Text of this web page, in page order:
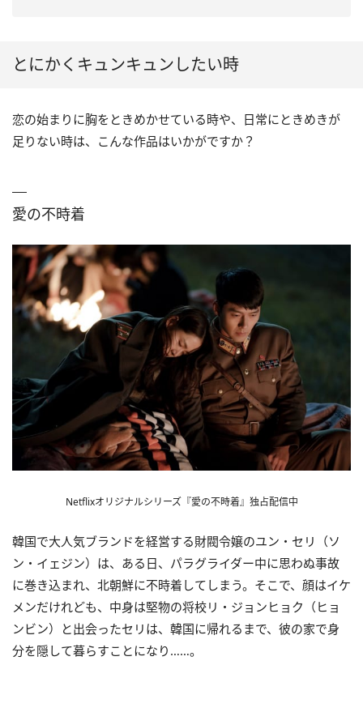
とにかくキュンキュンしたい時
恋の始まりに胸をときめかせている時や、日常にときめきが
足りない時は、こんな作品はいかがですか？
愛の不時着
Netflixオリジナルシリーズ『愛の不時着』独占配信中
韓国で大人気ブランドを経営する財閥令嬢のユン・セリ（ソ
ン・イェジン）は、ある日、パラグライダー中に思わぬ事故
に巻き込まれ、北朝鮮に不時着してしまう。そこで、顔はイケ
メンだけれども、中身は堅物の将校リ・ジョンヒョク（ヒョ
ンビン）と出会ったセリは、韓国に帰れるまで、彼の家で身
分を隠して暮らすことになり……。